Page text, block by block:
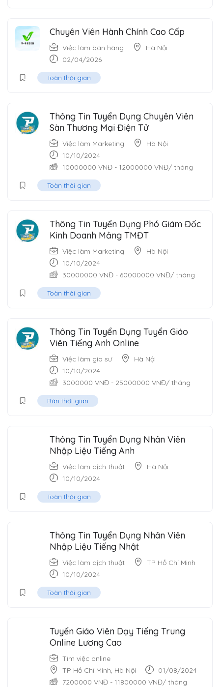
Chuyên Viên Hành Chính Cao Cấp
Việc làm bán hàng
Hà Nội
02/04/2026
Toàn thời gian
Thông Tin Tuyển Dụng Chuyên Viên
Sàn Thương Mại Điện Tử
Việc làm Marketing
Hà Nội
10/10/2024
10000000 VNĐ - 12000000 VNĐ/ tháng
Toàn thời gian
Thông Tin Tuyển Dụng Phó Giám Đốc
Kinh Doanh Mảng TMĐT
Việc làm Marketing
Hà Nội
10/10/2024
30000000 VNĐ - 60000000 VNĐ/ tháng
Toàn thời gian
Thông Tin Tuyển Dụng Tuyển Giáo
Viên Tiếng Anh Online
Việc làm gia sư
Hà Nội
10/10/2024
3000000 VNĐ - 25000000 VNĐ/ tháng
Bán thời gian
Thông Tin Tuyển Dụng Nhân Viên
Nhập Liệu Tiếng Anh
Việc làm dịch thuật
Hà Nội
10/10/2024
Toàn thời gian
Thông Tin Tuyển Dụng Nhân Viên
Nhập Liệu Tiếng Nhật
Việc làm dịch thuật
TP Hồ Chí Minh
10/10/2024
Toàn thời gian
Tuyển Giáo Viên Dạy Tiếng Trung
Online Lương Cao
Tìm việc online
TP Hồ Chí Minh, Hà Nội
01/08/2024
7200000 VNĐ - 11800000 VNĐ/ tháng